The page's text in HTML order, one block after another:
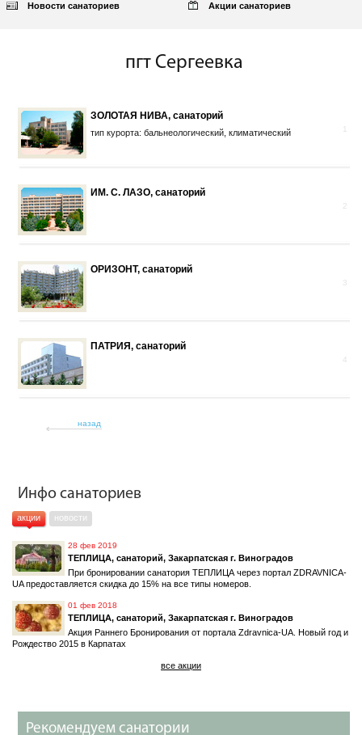
Новости санаториев
Акции санаториев
пгт Сергеевка
ЗОЛОТАЯ НИВА, санаторий
тип курорта: бальнеологический, климатический 1
ИМ. С. ЛАЗО, санаторий
2
ОРИЗОНТ, санаторий
3
ПАТРИЯ, санаторий
4
назад
Инфо санаториев
акции новости
28 фев 2019
ТЕПЛИЦА, санаторий, Закарпатская г. Виноградов
При бронировании санатория ТЕПЛИЦА через портал ZDRAVNICA-
UA предоставляется скидка до 15% на все типы номеров.
01 фев 2018
ТЕПЛИЦА, санаторий, Закарпатская г. Виноградов
Акция Раннего Бронирования от портала Zdravnica-UA. Новый год и
Рождество 2015 в Карпатах
все акции
Рекомендуем санатории